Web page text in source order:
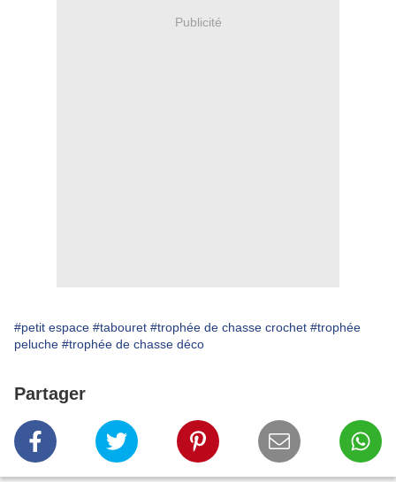
Publicité
#petit espace #tabouret #trophée de chasse crochet #trophée
peluche #trophée de chasse déco
Partager